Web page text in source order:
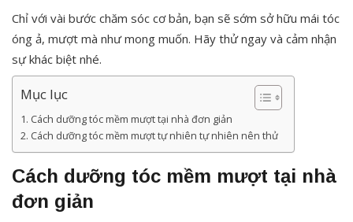
Chỉ với vài bước chăm sóc cơ bản, bạn sẽ sớm sở hữu mái tóc
óng ả, mượt mà như mong muốn. Hãy thử ngay và cảm nhận
sự khác biệt nhé.
Mục lục
Cách dưỡng tóc mềm mượt tại nhà đơn giản
Cách dưỡng tóc mềm mượt tự nhiên tự nhiên nên thử
Cách dưỡng tóc mềm mượt tại nhà
đơn giản